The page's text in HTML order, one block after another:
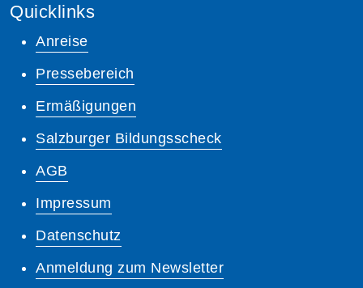
Quicklinks
Anreise
Pressebereich
Ermäßigungen
Salzburger Bildungsscheck
AGB
Impressum
Datenschutz
Anmeldung zum Newsletter